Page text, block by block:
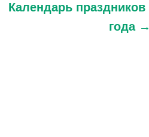
Календарь праздников
года →